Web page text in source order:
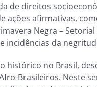
de direitos
ações afirmativas,
Negra –
incidências da
histórico no Brasil,
Brasileiros. Neste